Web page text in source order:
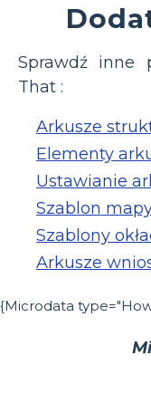
Sprawdź inne
That :
Arkusze
Elementy
Ustawianie
Szablon
Szablony
Arkusze
{Microdata